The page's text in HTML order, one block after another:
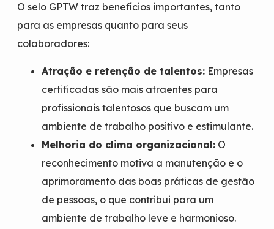
O selo GPTW traz benefícios importantes, tanto
para as empresas quanto para seus
colaboradores:
Atração e retenção de talentos:Empresas
certificadas são mais atraentes para
profissionais talentosos que buscam um
ambiente de trabalho positivo e estimulante.
Melhoria do clima organizacional:O
reconhecimento motiva a manutenção e o
aprimoramento das boas práticas de gestão
de pessoas, o que contribui para um
ambiente de trabalho leve e harmonioso.